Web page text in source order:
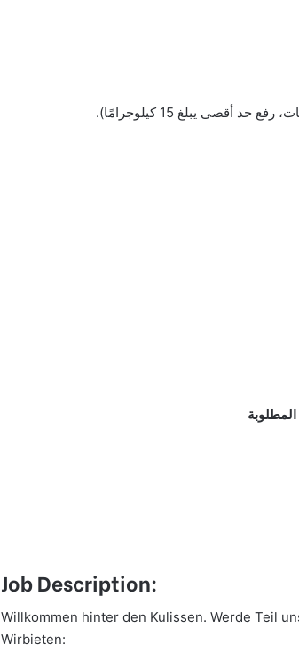
Job Description:
Willkommen hinter den Kulissen. Werde Teil
Wirbieten: